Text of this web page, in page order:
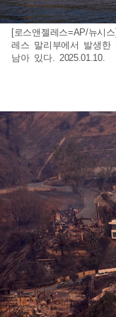
[로스앤젤레스=AP/뉴시
레스 말리부에서 발생
남아 있다. 2025.01.10.